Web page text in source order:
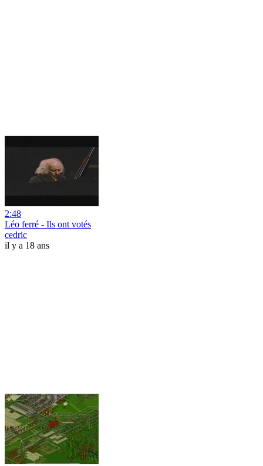
2:48
Léo ferré - Ils ont votés
cedric
il y a 18 ans